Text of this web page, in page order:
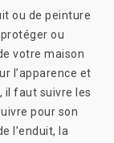
ou de peinture
ou
votre maison
l’apparence et
il faut suivre les
pour son
l’enduit, la